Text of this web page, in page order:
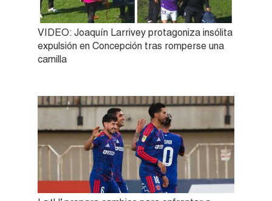
VIDEO: Joaquín Larrivey protagoniza insólita
expulsión en Concepción tras romperse una
camilla